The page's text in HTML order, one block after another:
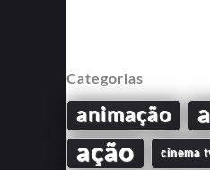
Categorias
animação
ação cinema